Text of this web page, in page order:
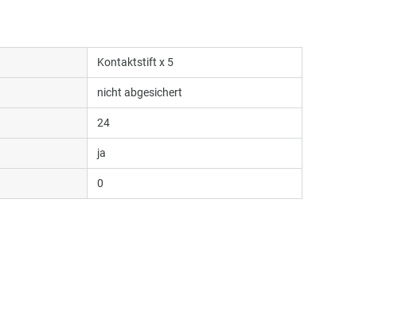
Kontaktstift x 5
nicht abgesichert
24
ja
0